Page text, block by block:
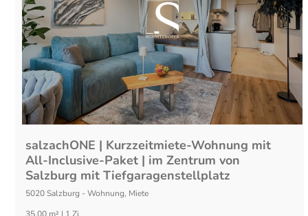
salzachONE | Kurzzeitmiete-Wohnung mit
All-Inclusive-Paket | im Zentrum von
Salzburg mit Tiefgaragenstellplatz
5020 Salzburg -Wohnung, Miete